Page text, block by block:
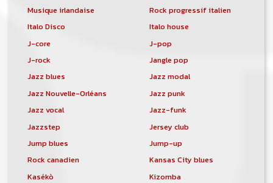
Musique irlandaise
Rock progressif italien
Italo Disco
Italo house
J-core
J-pop
J-rock
Jangle pop
Jazz blues
Jazz modal
Jazz Nouvelle-Orléans
Jazz punk
Jazz vocal
Jazz-funk
Jazzstep
Jersey club
Jump blues
Jump-up
Rock canadien
Kansas City blues
Kasékò
Kizomba
une campagne de communication. Il va
de soit que l'ensemble de la
comptabilité sera totalement publique
visible directement sur le site.
Un nouveau service de petites annonces
pour musicien vous est proposé sur le
site. Ce service permet, lorsque vous
êtes musiciens ou un groupe, un
musicen(s) ou un groupe, un orchestre,
un DJ, etc...